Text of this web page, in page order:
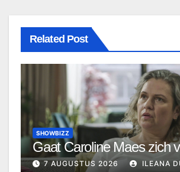
Related Post
SHOWBIZZ
Gaat Caroline Maes zich
7 AUGUSTUS 2026 ILEANA